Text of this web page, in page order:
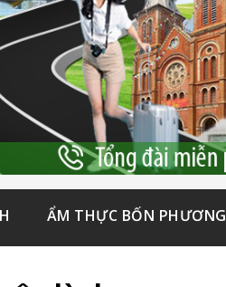
ẨM THỰC BỐN PHƯƠNG